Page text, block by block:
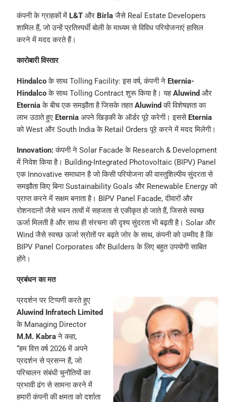
कंपनी के ग्राहकों में L&Tऔर Birlaजैसे Real Estate Developers
शामिल हैं, जो उन्हें प्रतिस्पर्धी बोली के माध्यम से विविध परियोजनाएं हासिल
करने में मदद करते हैं।
कारोबारी विस्तार
Hindalcoके साथ Tolling Facility: इस वर्ष, कंपनी ने Eternia-
Hindalcoके साथ Tolling Contract शुरू किया है। यहAluwind और
Eterniaके बीच एक समझौता है जिसके तहतAluwind की विशेषज्ञता का
लाभ उठाते हुए Eterniaअपने खिड़की के ऑर्डर पूरे करेगी। इससे Eternia
को West और South India के Retail Orders पूरे करने में मदद मिलेगी।
Innovation:कंपनी ने Solar Facade के Research & Development
में निवेश किया है। Building-Integrated Photovoltaic (BIPV) Panel
एक Innovative समाधान है जो किसी परियोजना की वास्तुशिल्पीय सुंदरता से
समझौता किए बिना Sustainability Goals और Renewable Energy को
प्राप्त करने में सक्षम बनाता है। BIPV Panel Facade, दीवारों और
रोशनदानों जैसे भवन तत्वों में सहजता से एकीकृत हो जाते हैं, जिससे स्वच्छ
ऊर्जा मिलती है और साथ ही संरचना की दृश्य सुंदरता भी बढ़ती है। Solar और
Wind जैसे स्वच्छ ऊर्जा स्रोतों पर बढ़ते जोर के साथ, कंपनी को उम्मीद है कि
BIPV Panel Corporates और Builders के लिए बहुत उपयोगी साबित
होंगे।
प्रबंधन का मत
प्रदर्शन पर टिप्पणी करते हुए
Aluwind Infratech Limited
के Managing Director
M.M. Kabraने कहा,
“हम वित्त वर्ष 2026 में अपने
प्रदर्शन से प्रसन्न हैं, जो
परिचालन संबंधी चुनौतियों का
प्रभावी ढंग से सामना करने में
हमारी कंपनी की क्षमता को दर्शाता